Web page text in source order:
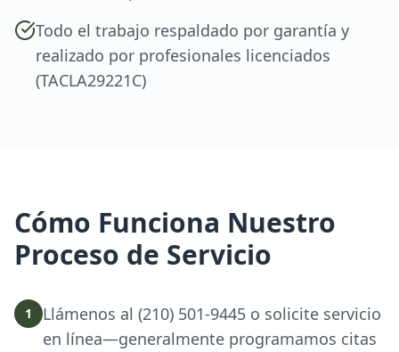
Todo el trabajo respaldado por garantía y
realizado por profesionales licenciados
(TACLA29221C)
Cómo Funciona Nuestro
Proceso de Servicio
1
Llámenos al (210) 501-9445 o solicite servicio
en línea—generalmente programamos citas